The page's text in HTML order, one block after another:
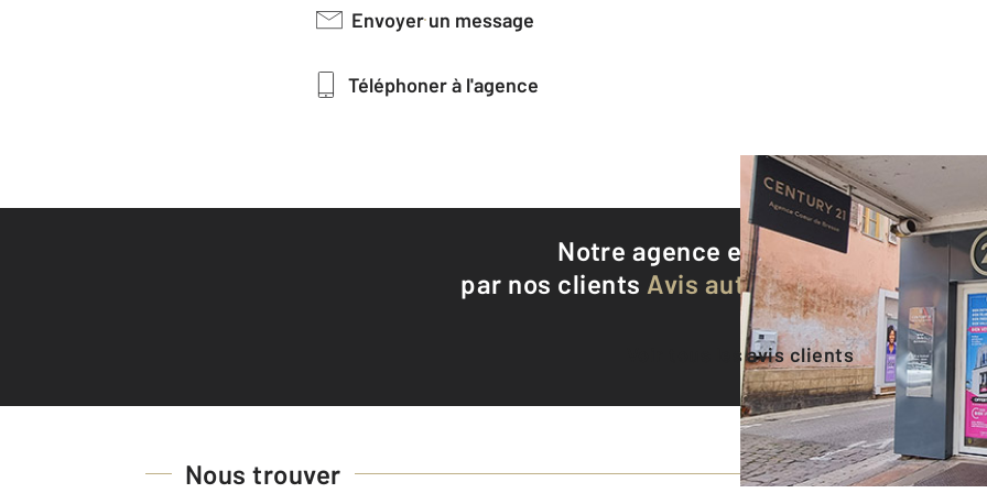
Envoyer un message
Téléphoner à l'agence
Notre agence est notée9,3/10
par nos clients Avis authentifiés par
Voir tous les avis clients
Nous trouver